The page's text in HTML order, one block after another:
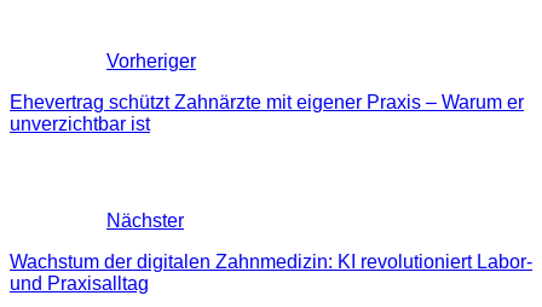
Vorheriger
Ehevertrag schützt Zahnärzte mit eigener Praxis – Warum er
unverzichtbar ist
Nächster
Wachstum der digitalen Zahnmedizin: KI revolutioniert Labor-
und Praxisalltag